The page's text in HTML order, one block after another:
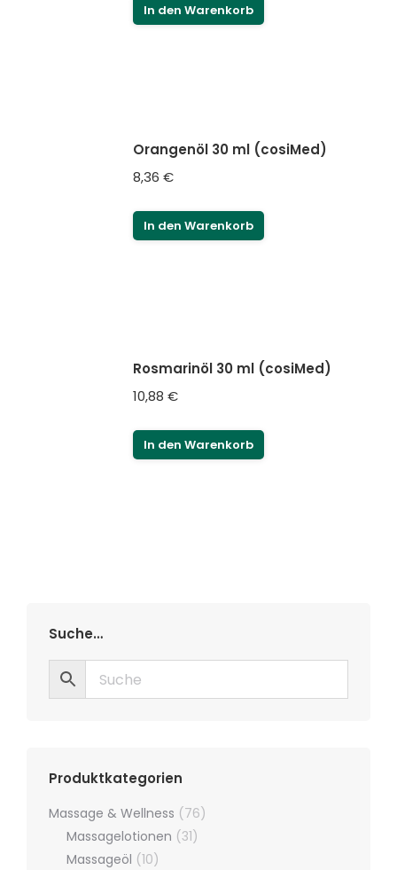
In den Warenkorb
Orangenöl 30 ml (cosiMed)
8,36 €
In den Warenkorb
Rosmarinöl 30 ml (cosiMed)
10,88 €
In den Warenkorb
Suche…
Produktkategorien
Massage & Wellness (76)
Massagelotionen (31)
Massageöl (10)